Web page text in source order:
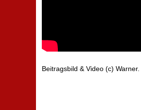
Beitragsbild & Video (c) Warner.